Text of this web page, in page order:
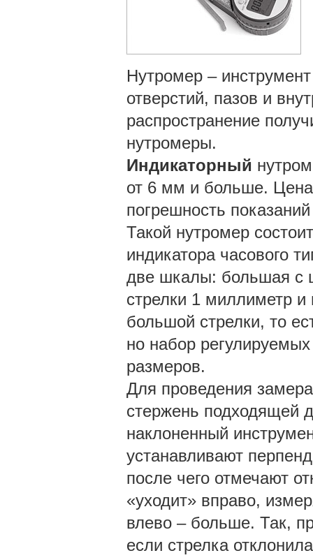
Нутромер –
отверстий, пазов и
распространение
нутромеры.
Индикаторный
от 6 мм и больше. Цена
погрешность
Такой нутромер
индикатора часового
две шкалы: большая с
стрелки 1 миллиметр
большой стрелки, то
но набор
размеров.
Для проведения
стержень подходящей
наклоненный
устанавливают
после чего отмечают
«уходит» вправо,
влево – больше. Так,
если стрелка